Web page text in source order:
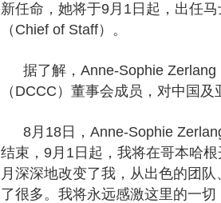
新任命，她将于9月1日起，出任
（Chief of Staff）。
据了解，Anne-Sophie
（DCCC）董事会成员，对中国及
8月18日，Anne-Sophie
结束，9月1日起，我将在哥本哈
月深深地改变了我，从出色的团
了很多。我将永远感激这里的一切